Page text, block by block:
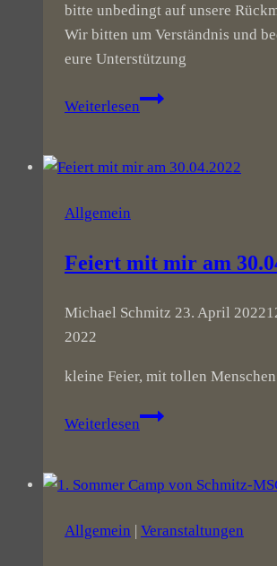
bitte unbedingt auf unsere
Wir bitten um Verständnis und
eure Unterstützung
Weiterlesen
Eingeschränkter
Allgemein
Feiert mit mir am
Michael Schmitz 23. April 2022
2022
kleine Feier, mit tollen Menschen
Weiterlesen
Feiert
am
Allgemein | Veranstaltungen